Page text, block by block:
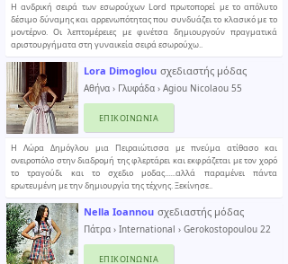
Η ανδρική σειρά των εσωρούχων Lord πρωτοπορεί με το απόλυτο
δέσιμο δύναμης και αρρενωπότητας που συνδυάζει το κλασικό με το
μοντέρνο. Οι λεπτομέρειες με φινέτσα δημιουργούν πραγματικά
αριστουργήματα στη γυναικεία σειρά εσωρούχω..
Lora Dimoglou σχεδιαστής μόδας
Αθήνα › Γλυφάδα › Agiou Nicolaou 55
ΕΠΙΚΟΙΝΩΝΊΑ
Η Λώρα Δημόγλου μια Πειραιώτισσα με πνεύμα ατίθασο και
ονειροπόλο στην διαδρομή της φλερτάρει και εκφράζεται με τον χορό
το τραγούδι και το σχεδιο μοδας......αλλά παραμένει πάντα
ερωτευμένη με την δημιουργία της τέχνης. Ξεκίνησε..
Nella Ioannou σχεδιαστής μόδας
Πάτρα › International › Gerokostopoulou 22
ΕΠΙΚΟΙΝΩΝΊΑ